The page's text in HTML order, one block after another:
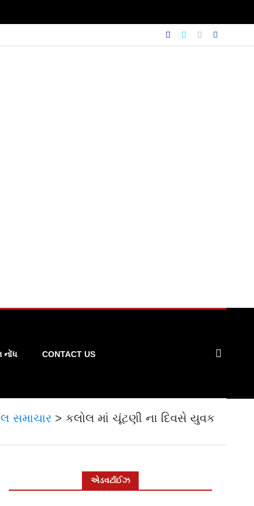
નોંધ CONTACT US
સમાચાર > કલોલ માં ચૂંટણી ના દિવસે યુવક
એડવર્ટાઈઝ